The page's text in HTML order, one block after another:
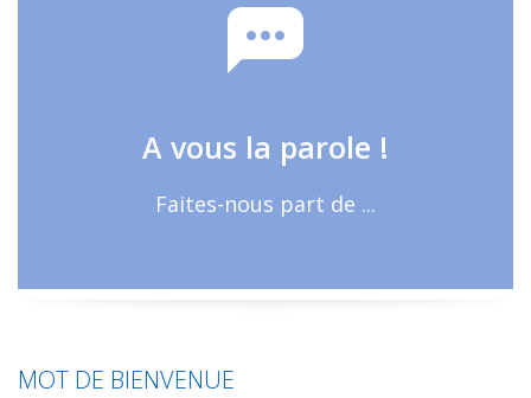
A vous la parole !
Faites-nous part de ...
Ce colloque s'est placé sous le
signe de l'"intelligence
Vos réactions, avis, remarques ...
En savoir plus
MOT DE BIENVENUE